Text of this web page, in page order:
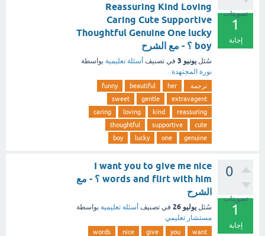
تصويتات
1
إجابة
Reassuring Kind Loving
Caring Cute Supportive
Thoughtful Genuine One lucky
boy ؟ - مع الشرح
سُئل يونيو 3 في تصنيف أسئلة تعليمية بواسطة
نورة المجتهدة
ترجمة her
beautiful
funny
extravagent
gentle
sweet
reassuring
kind
loving
caring
cute
supportive
thoughtful
genuine
one
lucky
boy
0
تصويتات
1
إجابة
I want you to give me nice
words and flirt with him ؟ - مع
الشرح
سُئل يوليو 26 في تصنيف أسئلة تعليمية بواسطة
مستشار تعليمي
want
you
give
nice
words